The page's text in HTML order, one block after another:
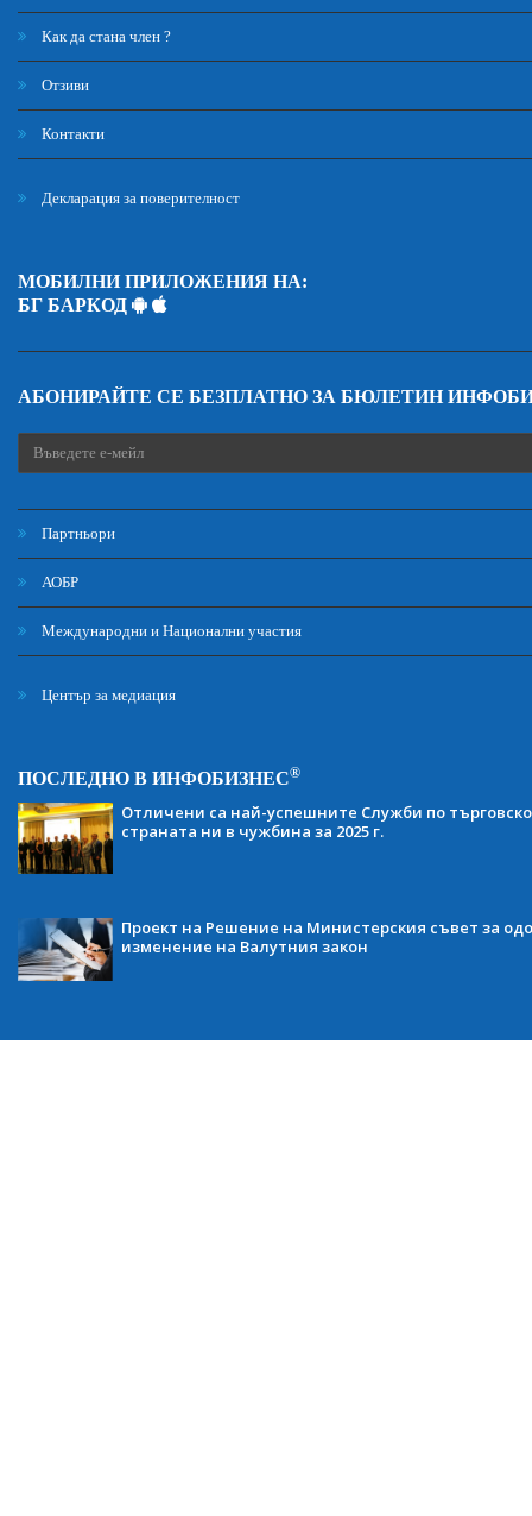
Как да стана член ?
Отзиви
Контакти
Декларация за поверителност
МОБИЛНИ ПРИЛОЖЕНИЯ НА:
БГ БАРКОД
АБОНИРАЙТЕ СЕ БЕЗПЛАТНО ЗА БЮЛЕТИН
Партньори
АОБР
Международни и Национални участия
Център за медиация
ПОСЛЕДНО В ИНФОБИЗНЕС®
Отличени са най-успешните Служби по
страната ни в чужбина за 2025 г.
Проект на Решение на Министерския съвет за
изменение на Валутния закон